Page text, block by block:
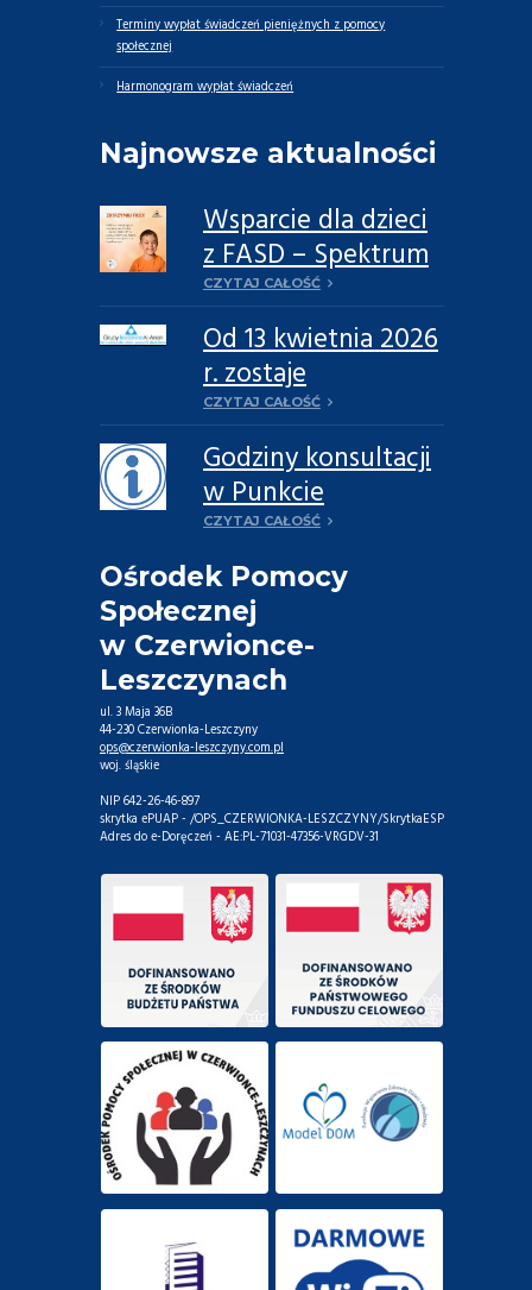
Ośrodek Pomocy
Społecznej
w Czerwionce-
Leszczynach
ul. 3 Maja 36B
44-230 Czerwionka-Leszczyny
ops@czerwionka-leszczyny.com.pl
woj. śląskie
NIP 642-26-46-897
skrytka ePUAP - /OPS_CZERWIONKA-LESZCZYNY/SkrytkaESP
Adres do e-Doręczeń - AE:PL-71031-47356-VRGDV-31
Najnowsze aktualności
Wsparcie dla dzieci
z FASD – Spektrum
Płodowych
Zaburzeń
Alkoholowych
CZYTAJ CAŁOŚĆ
Od 13 kwietnia 2026
r. zostaje
reaktywowana
Grupa rodzinna Al-
Anon „Godność” w
Leszczynach
CZYTAJ CAŁOŚĆ
Godziny konsultacji
w Punkcie
informacyjno-
konsultacyjnym w
2026 roku
CZYTAJ CAŁOŚĆ
Terminy wypłat świadczeń pieniężnych z pomocy
społecznej
Harmonogram wypłat świadczeń